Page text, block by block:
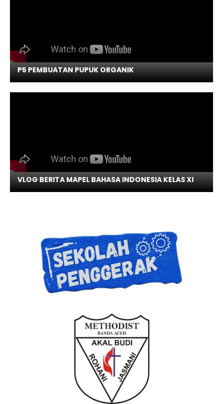
P5 PEMBUATAN PUPUK ORGANIK
VLOG BERITA MAPEL BAHASA INDONESIA KELAS XI